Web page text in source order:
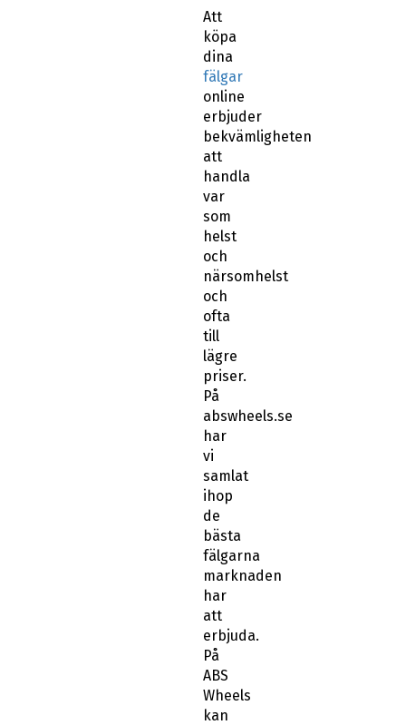
Att
köpa
dina
fälgar
online
erbjuder
bekvämligheten
att
handla
var
som
helst
och
närsomhelst
och
ofta
till
lägre
priser.
På
abswheels.se
har
vi
samlat
ihop
de
bästa
fälgarna
marknaden
har
att
erbjuda.
På
ABS
Wheels
kan